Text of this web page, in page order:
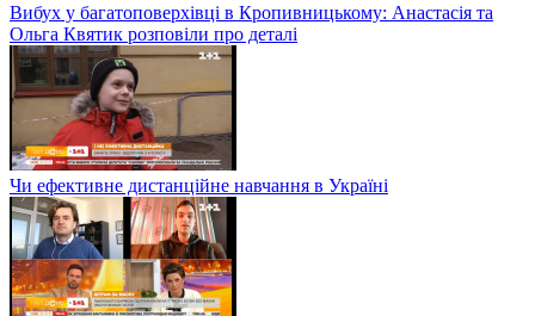
Вибух у багатоповерхівці в Кропивницькому: Анастасія та
Ольга Квятик розповіли про деталі
Чи ефективне дистанційне навчання в Україні